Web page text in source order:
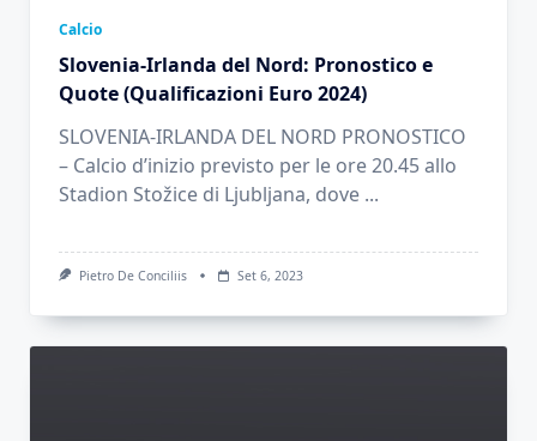
Calcio
Slovenia-Irlanda del Nord: Pronostico e
Quote (Qualificazioni Euro 2024)
SLOVENIA-IRLANDA DEL NORD PRONOSTICO
– Calcio d’inizio previsto per le ore 20.45 allo
Stadion Stožice di Ljubljana, dove ...
Pietro De Conciliis Set 6, 2023